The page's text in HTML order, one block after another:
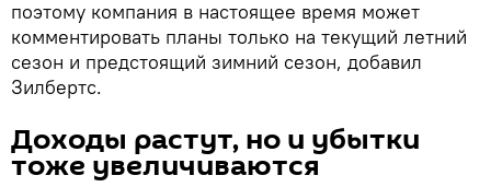
поэтому компания в настоящее время может
комментировать планы только на текущий летний
сезон и предстоящий зимний сезон, добавил
Зилбертс.
Доходы растут, но и убытки
тоже увеличиваются